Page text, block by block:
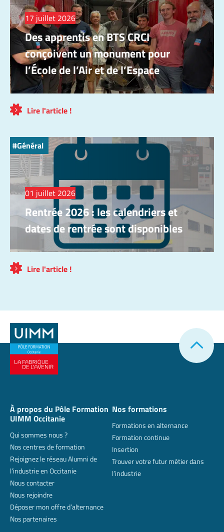
17 juillet 2026
Des apprentis en BTS CRCI
conçoivent un monument pour
l’École de l’Air et de l’Espace
Lire l'article !
Général
01 juillet 2026
Rentrée 2026 : les calendriers et
dates de rentrée sont disponibles
Lire l'article !
À propos du Pôle Formation
UIMM Occitanie
Qui sommes nous ?
Nos centres de formation
Rejoignez le réseau Alumni de
l’industrie en Occitanie
Nous contacter
Nous rejoindre
Déposer mon offre d’alternance
Nos partenaires
Nos formations
Formations en alternance
Formation continue
Insertion
Trouver votre futur métier dans
l’industrie